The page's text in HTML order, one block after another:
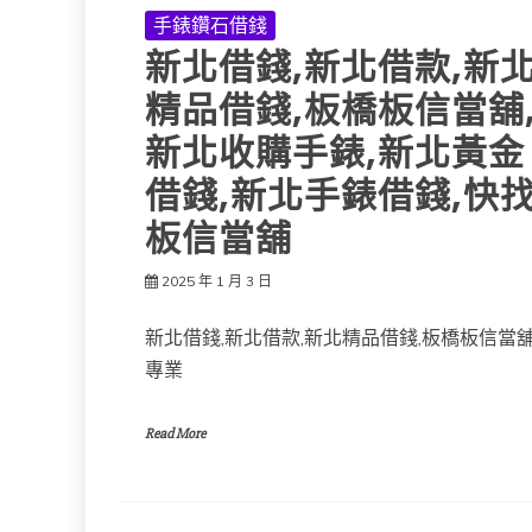
手錶鑽石借錢
新北借錢,新北借款,新
精品借錢,板橋板信當
新北收購手錶,新北黃金
借錢,新北手錶借錢,快
板信當舖
2025 年 1 月 3 日
新北借錢,新北借款,新北精品借錢,板橋板信當
專業
Read More